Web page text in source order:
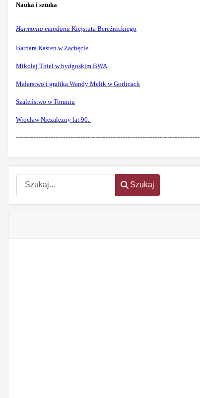
Szukaj
Szukaj
Nauka i sztuka
Harmonia mundana Kiejstuta Bereźnickiego
Barbara Kasten w Zachęcie
Mikołaj Thiel w bydgoskim BWA
Malarstwo i grafika Wandy Melik w Gorlicach
Szaleństwo w Toruniu
Wrocław Niezależny lat 90.
--------------------------------------------------------------------------